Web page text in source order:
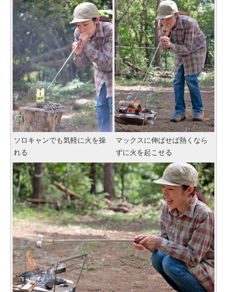
ソロキャンでも気軽に火を操
れる
マックスに伸ばせば熱くなら
ずに火を起こせる